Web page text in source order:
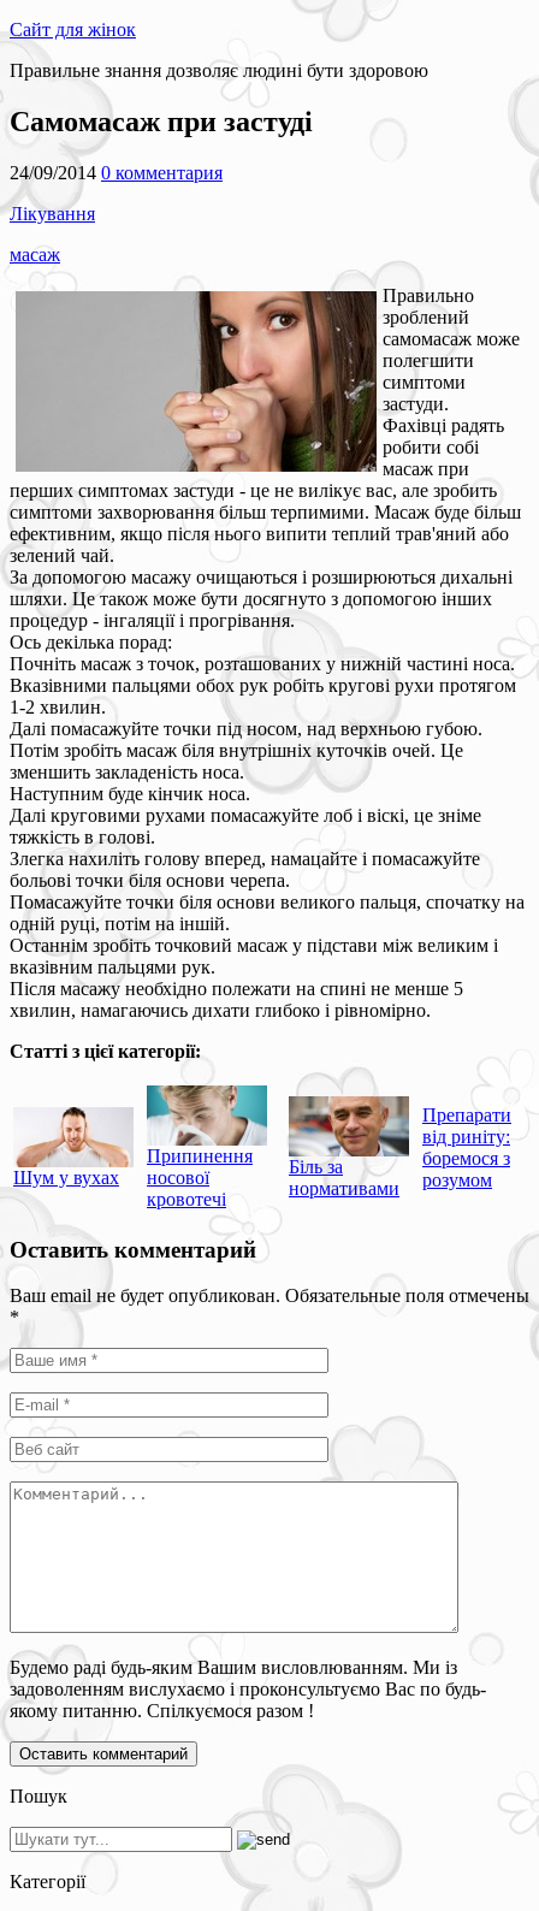
Сайт для жінок
Правильне знання дозволяє людині бути здоровою
Самомасаж при застуді
24/09/2014 0 комментария
Лікування
масаж
Правильно
зроблений
самомасаж може
полегшити
симптоми
застуди.
Фахівці радять
робити собі
масаж при
перших симптомах застуди - це не вилікує вас, але зробить
симптоми захворювання більш терпимими. Масаж буде більш
ефективним, якщо після нього випити теплий трав'яний або
зелений чай.
За допомогою масажу очищаються і розширюються дихальні
шляхи. Це також може бути досягнуто з допомогою інших
процедур - інгаляції і прогрівання.
Ось декілька порад:
Почніть масаж з точок, розташованих у нижній частині носа.
Вказівними пальцями обох рук робіть кругові рухи протягом
1-2 хвилин.
Далі помасажуйте точки під носом, над верхньою губою.
Потім зробіть масаж біля внутрішніх куточків очей. Це
зменшить закладеність носа.
Наступним буде кінчик носа.
Далі круговими рухами помасажуйте лоб і віскі, це зніме
тяжкість в голові.
Злегка нахиліть голову вперед, намацайте і помасажуйте
больові точки біля основи черепа.
Помасажуйте точки біля основи великого пальця, спочатку на
одній руці, потім на іншій.
Останнім зробіть точковий масаж у підстави між великим і
вказівним пальцями рук.
Після масажу необхідно полежати на спині не менше 5
хвилин, намагаючись дихати глибоко і рівномірно.
Статті з цієї категорії:
Шум у вухах
Припинення
носової
кровотечі
Біль за
нормативами
Препарати
від риніту:
боремося з
розумом
Оставить комментарий
Ваш email не будет опубликован. Обязательные поля отмечены
*
Будемо раді будь-яким Вашим висловлюванням. Ми із
задоволенням вислухаємо і проконсультуємо Вас по будь-
якому питанню. Спілкуємося разом !
Пошук
Категорії